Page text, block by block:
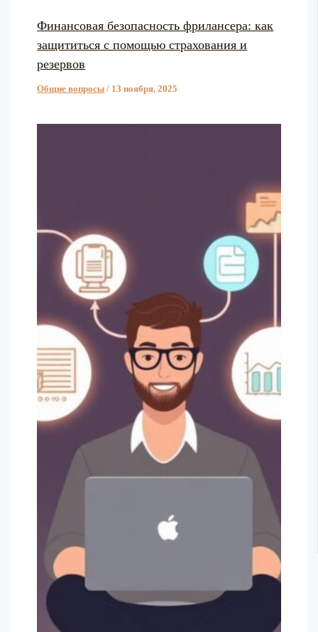
Финансовая безопасность фрилансера: как
защититься с помощью страхования и
резервов
Общие вопросы / 13 ноября, 2025